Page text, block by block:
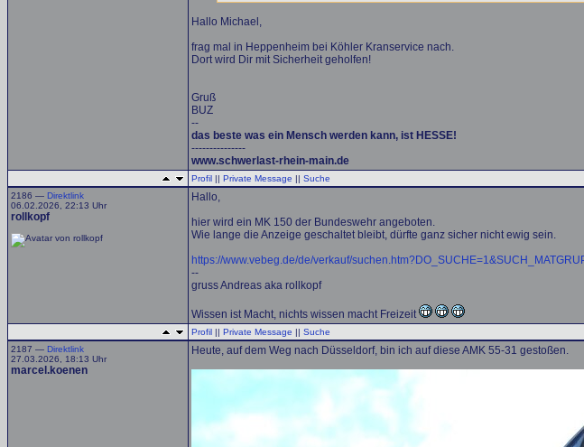
Hallo Michael,
frag mal in Heppenheim bei Köhler Kranservice nach.
Dort wird Dir mit Sicherheit geholfen!
Gruß
BUZ
--
das beste was ein Mensch werden kann, ist HESSE!
---------------
www.schwerlast-rhein-main.de
Profil || Private Message || Suche
2186 — Direktlink
06.02.2026, 22:13 Uhr
rollkopf
Hallo,
hier wird ein MK 150 der Bundeswehr angeboten.
Wie lange die Anzeige geschaltet bleibt, dürfte ganz sicher nicht ewig sein.
https://www.vebeg.de/de/verkauf/
--
gruss Andreas aka rollkopf
Wissen ist Macht, nichts wissen macht Freizeit
Profil || Private Message || Suche
2187 — Direktlink
27.03.2026, 18:13 Uhr
marcel.koenen
Heute, auf dem Weg nach Düsseldorf, bin ich auf diese AMK 55-31 gestoßen.